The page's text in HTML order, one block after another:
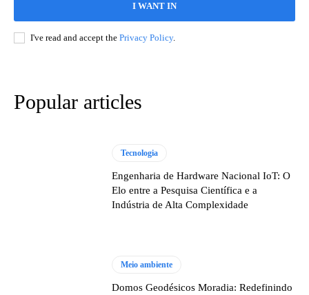
I WANT IN
I've read and accept the Privacy Policy.
Popular articles
Tecnologia
Engenharia de Hardware Nacional IoT: O
Elo entre a Pesquisa Científica e a
Indústria de Alta Complexidade
Meio ambiente
Domos Geodésicos Moradia: Redefinindo